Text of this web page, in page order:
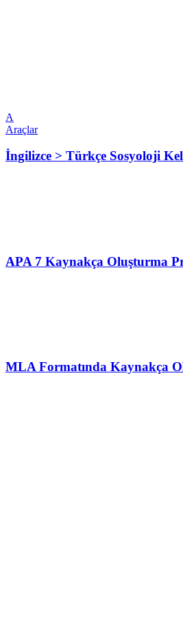
A
Araçlar
İngilizce > Türkçe Sosyoloji
APA 7 Kaynakça Oluşturma
MLA Formatında Kaynakça